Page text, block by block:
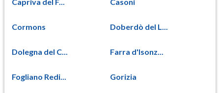
Cormons Doberdò del L...
Dolegna del C... Farra d'Isonz...
Fogliano Redi... Gorizia